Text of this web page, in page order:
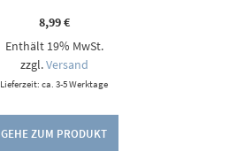
8,99€
Enthält 19% MwSt.
zzgl.Versand
Lieferzeit: ca. 3-5 Werktage
GEHE ZUM PRODUKT